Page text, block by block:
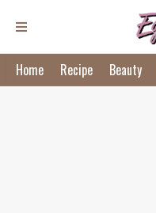
Home Recipe Beauty